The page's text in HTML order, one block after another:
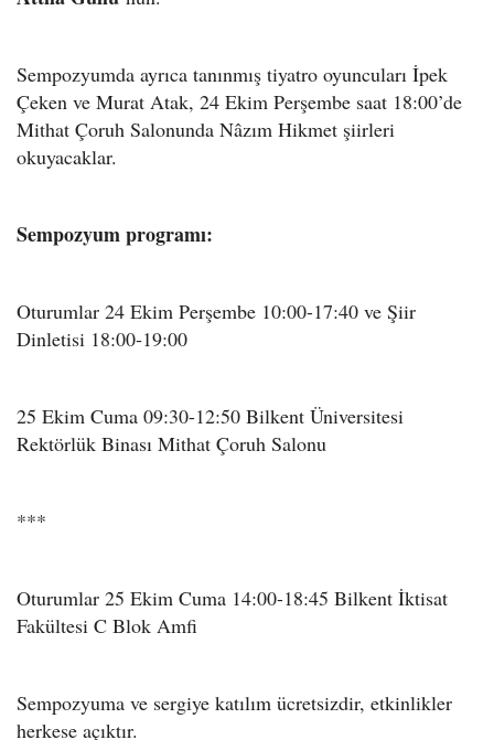
Sempozyumda ayrıca tanınmış tiyatro oyuncuları İpek
Çeken ve Murat Atak, 24 Ekim Perşembe saat 18:00’de
Mithat Çoruh Salonunda Nâzım Hikmet şiirleri
okuyacaklar.
Sempozyum programı:
Oturumlar 24 Ekim Perşembe 10:00-17:40 ve Şiir
Dinletisi 18:00-19:00
25 Ekim Cuma 09:30-12:50 Bilkent Üniversitesi
Rektörlük Binası Mithat Çoruh Salonu
***
Oturumlar 25 Ekim Cuma 14:00-18:45 Bilkent İktisat
Fakültesi C Blok Amfi
Sempozyuma ve sergiye katılım ücretsizdir, etkinlikler
herkese açıktır.